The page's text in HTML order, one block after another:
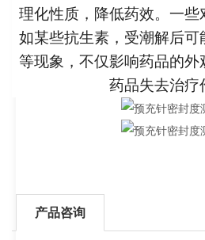
理化性质，降低药效。一些
如某些抗生素，受潮解后
等现象，不仅影响药品的
药品失去治疗
产品咨询